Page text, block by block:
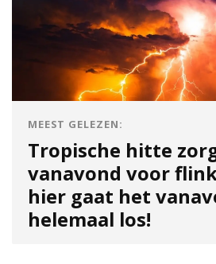
MEEST GELEZEN:
Tropische hitte
vanavond voor
hier gaat het
helemaal los!